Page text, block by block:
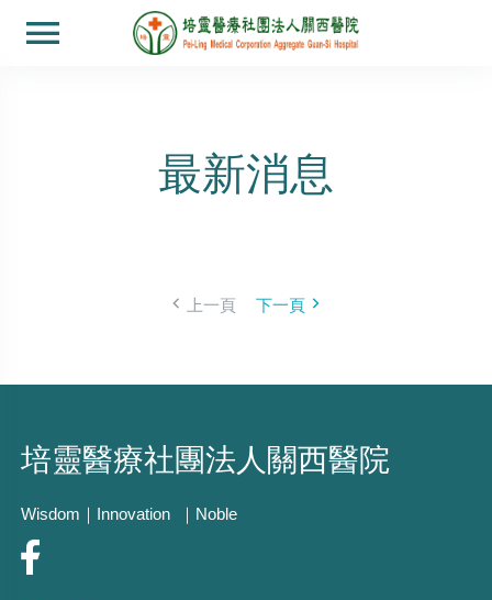
最新消息
上一頁 下一頁
培靈醫療社團法人關西醫院
Wisdom｜Innovation ｜Noble